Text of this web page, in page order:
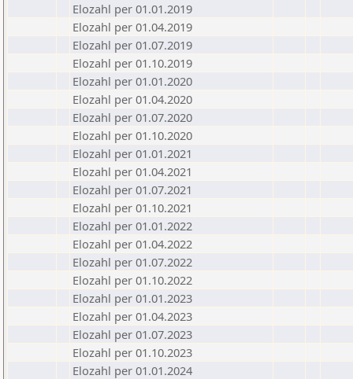
Elozahl per 01.01.2019
Elozahl per 01.04.2019
Elozahl per 01.07.2019
Elozahl per 01.10.2019
Elozahl per 01.01.2020
Elozahl per 01.04.2020
Elozahl per 01.07.2020
Elozahl per 01.10.2020
Elozahl per 01.01.2021
Elozahl per 01.04.2021
Elozahl per 01.07.2021
Elozahl per 01.10.2021
Elozahl per 01.01.2022
Elozahl per 01.04.2022
Elozahl per 01.07.2022
Elozahl per 01.10.2022
Elozahl per 01.01.2023
Elozahl per 01.04.2023
Elozahl per 01.07.2023
Elozahl per 01.10.2023
Elozahl per 01.01.2024